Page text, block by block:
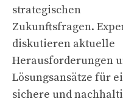
strategischen
Zukunftsfragen.
diskutieren aktuelle
Herausforderungen
Lösungsansätze für
sichere und